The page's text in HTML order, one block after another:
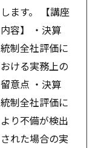
します。 【講座
内容】 ・決算
統制全社評価に
おける実務上の
留意点 ・決算
統制全社評価に
より不備が検出
された場合の実